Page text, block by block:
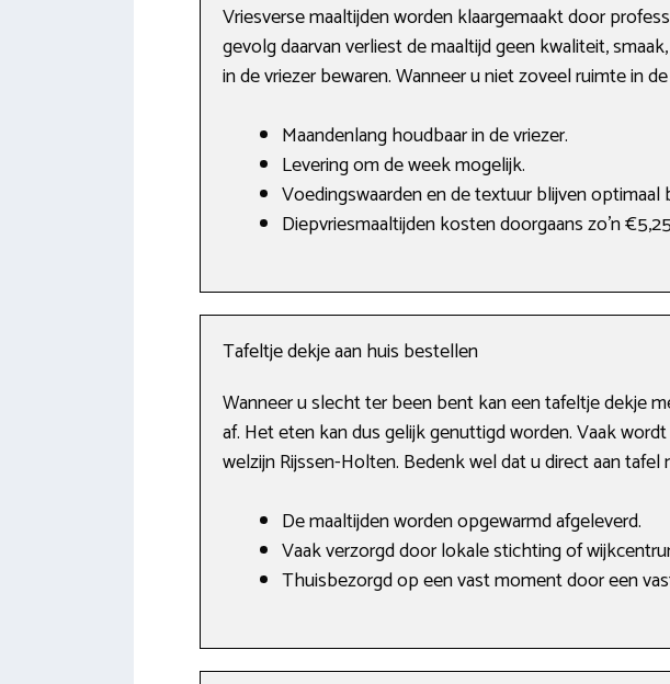
Vriesverse maaltijden worden klaargemaakt door
gevolg daarvan verliest de maaltijd geen kwaliteit,
in de vriezer bewaren. Wanneer u niet zoveel ruimte in
Maandenlang houdbaar in de vriezer.
Levering om de week mogelijk.
Voedingswaarden en de textuur blijven optimaal
Diepvriesmaaltijden kosten doorgaans zo’n
Tafeltje dekje aan huis bestellen
Wanneer u slecht ter been bent kan een tafeltje dekje
af. Het eten kan dus gelijk genuttigd worden. Vaak
welzijn Rijssen-Holten. Bedenk wel dat u direct aan
De maaltijden worden opgewarmd afgeleverd.
Vaak verzorgd door lokale stichting of
Thuisbezorgd op een vast moment door een